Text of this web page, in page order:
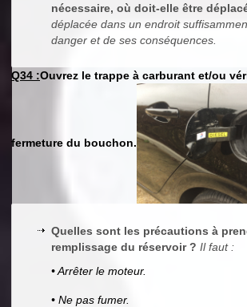
nécessaire, où doit-elle être
déplacée dans un endroit
danger et de ses conséquences.
Q34 :Ouvrez le trappe à carburant et/ou
fermeture du bouchon.
Quelles sont les précautions à
remplissage du réservoir ? Il faut :
• Arrêter le moteur.
• Ne pas fumer.